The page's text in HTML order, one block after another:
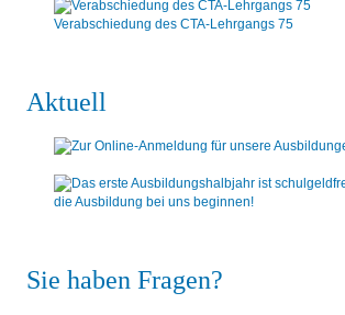
Verabschiedung des CTA-Lehrgangs 75
Aktuell
Sie haben Fragen?